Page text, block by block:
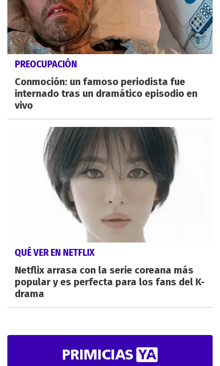
PREOCUPACIÓN
Conmoción: un famoso periodista fue
internado tras un dramático episodio en
vivo
QUÉ VER EN NETFLIX
Netflix arrasa con la serie coreana más
popular y es perfecta para los fans del K-
drama